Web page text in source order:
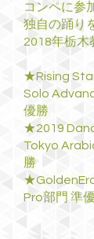
コンペに参
独自の踊り
2018年栃木
★Rising
Solo
優勝
★2019
Tokyo
勝
Pro部門 準